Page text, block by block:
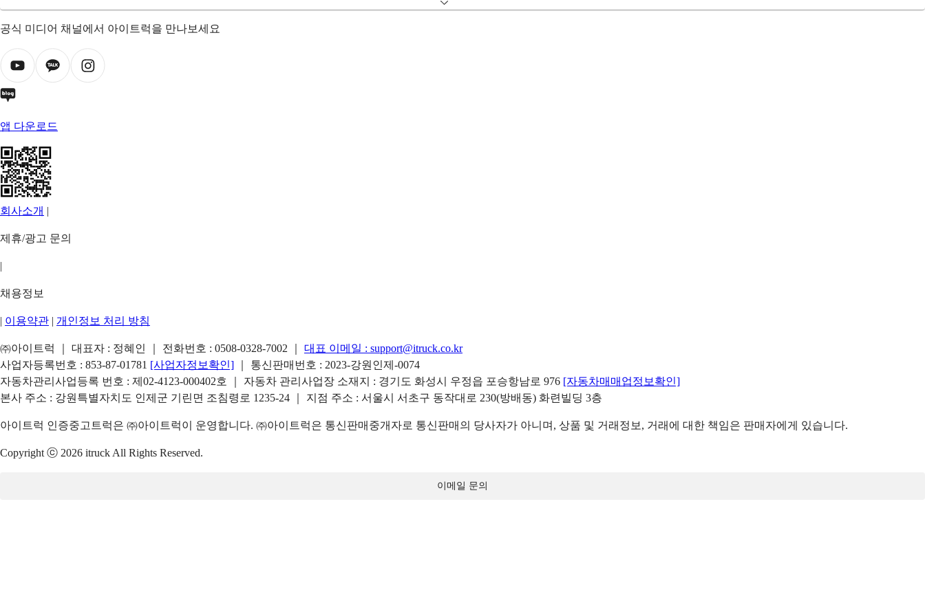
공식 미디어 채널에서 아이트럭을 만나보세요
앱 다운로드
회사소개 |
제휴/광고 문의
|
채용정보
| 이용약관 | 개인정보 처리 방침
㈜아이트럭 ｜ 대표자 : 정혜인 ｜ 전화번호 : 0508-0328-7002 대표 이메일 : support@itruck.co.kr
사업자등록번호 : 853-87-01781 [사업자정보확인]
｜ 통신판매번호 : 2023-강원인제-0074
자동차관리사업등록 번호 : 제02-4123-000402호 ｜ 자동차 관리사업장 소재지 : 경기도 화성시 우정읍 포승항남로 976 [자동차매매업정보확인]
본사 주소 : 강원특별자치도 인제군 기린면 조침령로 1235-24 ｜ 지점 주소 : 서울시 서초구 동작대로 230(방배동) 화련빌딩 3층
아이트럭 인증중고트럭은 ㈜아이트럭이 운영합니다. ㈜아이트럭은 통신판매중개자로 통신판매의 당사자가 아니며, 상품 및 거래정보, 거래에 대한 책임은 판매자에게 있습니다.
Copyright ⓒ 2026 itruck All Rights Reserved.
이메일 문의